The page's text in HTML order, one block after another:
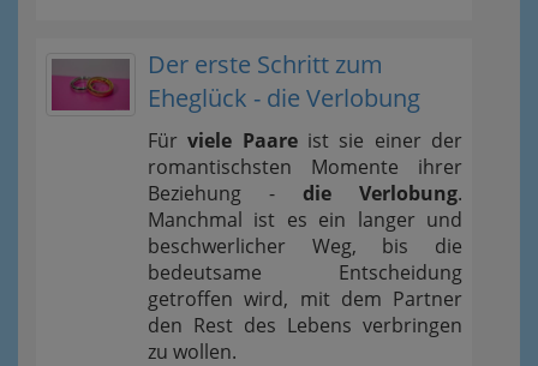
Der erste Schritt zum
Eheglück - die Verlobung
Fürviele Paareist sie einer der
romantischsten Momente ihrer
Beziehung - die Verlobung.
Manchmal ist es ein langer und
beschwerlicher Weg, bis die
bedeutsame Entscheidung
getroffen wird, mit dem Partner
den Rest des Lebens verbringen
zu wollen.